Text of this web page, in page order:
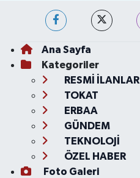
Ana Sayfa
Kategoriler
RESMİ İLANLAR
TOKAT
ERBAA
GÜNDEM
TEKNOLOJİ
ÖZEL HABER
Foto Galeri